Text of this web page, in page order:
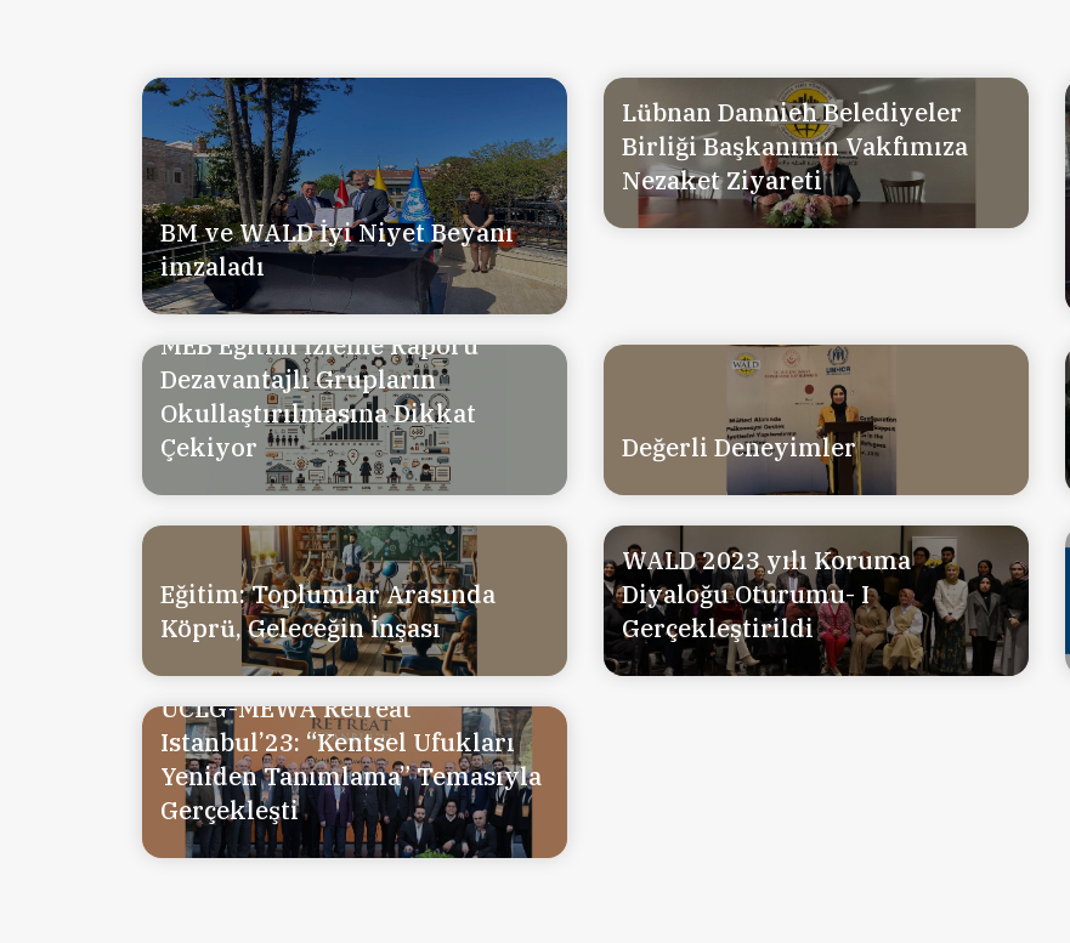
BM ve WALD İyi Niyet Beyanı
imzaladı
Lübnan Dannieh Belediyeler
Birliği Başkanının Vakfımıza
Nezaket Ziyareti
MEB Eğitim İzleme Raporu
Dezavantajlı Grupların
Okullaştırılmasına Dikkat
Çekiyor
Değerli Deneyimler
Eğitim: Toplumlar Arasında
Köprü, Geleceğin İnşası
WALD 2023 yılı Koruma
Diyaloğu Oturumu- I
Gerçekleştirildi
UCLG-MEWA Retreat
Istanbul’23: “Kentsel Ufukları
Yeniden Tanımlama” Temasıyla
Gerçekleşti